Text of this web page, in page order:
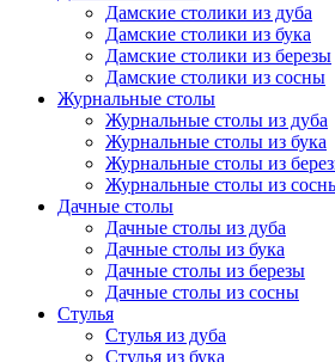
Дамские столики из дуба
Дамские столики из бука
Дамские столики из березы
Дамские столики из сосны
Журнальные столы
Журнальные столы из дуба
Журнальные столы из бука
Журнальные столы из
Журнальные столы из
Дачные столы
Дачные столы из дуба
Дачные столы из бука
Дачные столы из березы
Дачные столы из сосны
Стулья
Стулья из дуба
Стулья из бука